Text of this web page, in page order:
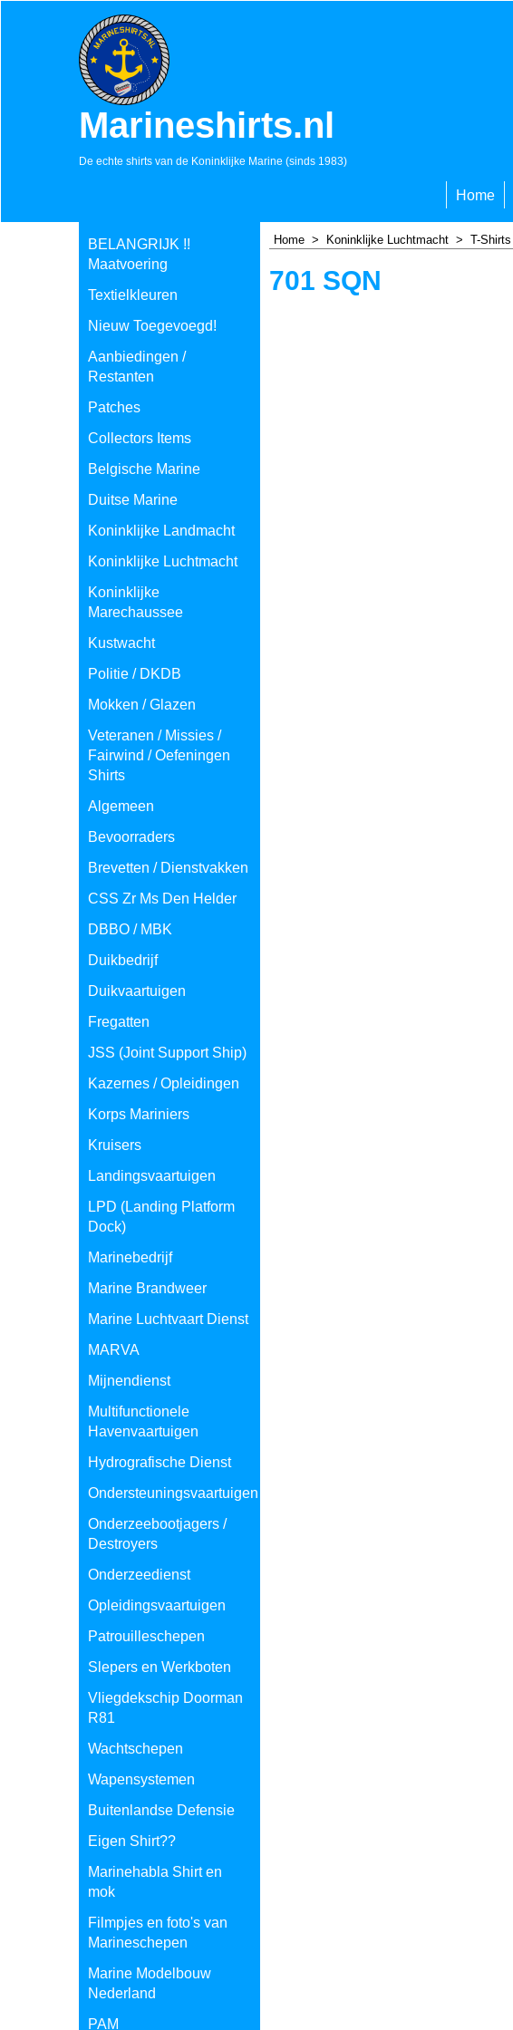
Marineshirts.nl
De echte shirts van de Koninklijke Marine (sinds 1983)
Home
BELANGRIJK !!
Maatvoering
Textielkleuren
Nieuw Toegevoegd!
Aanbiedingen /
Restanten
Patches
Collectors Items
Belgische Marine
Duitse Marine
Koninklijke Landmacht
Koninklijke Luchtmacht
Koninklijke
Marechaussee
Kustwacht
Politie / DKDB
Mokken / Glazen
Veteranen / Missies /
Fairwind / Oefeningen
Shirts
Algemeen
Bevoorraders
Brevetten / Dienstvakken
CSS Zr Ms Den Helder
DBBO / MBK
Duikbedrijf
Duikvaartuigen
Fregatten
JSS (Joint Support Ship)
Kazernes / Opleidingen
Korps Mariniers
Kruisers
Landingsvaartuigen
LPD (Landing Platform
Dock)
Marinebedrijf
Marine Brandweer
Marine Luchtvaart Dienst
MARVA
Mijnendienst
Multifunctionele
Havenvaartuigen
Hydrografische Dienst
Ondersteuningsvaartuigen
Onderzeebootjagers /
Destroyers
Onderzeedienst
Opleidingsvaartuigen
Patrouilleschepen
Slepers en Werkboten
Vliegdekschip Doorman
R81
Wachtschepen
Wapensystemen
Buitenlandse Defensie
Eigen Shirt??
Marinehabla Shirt en
mok
Filmpjes en foto's van
Marineschepen
Marine Modelbouw
Nederland
PAM
Home > Koninklijke Luchtmacht > T-Shirts
701 SQN